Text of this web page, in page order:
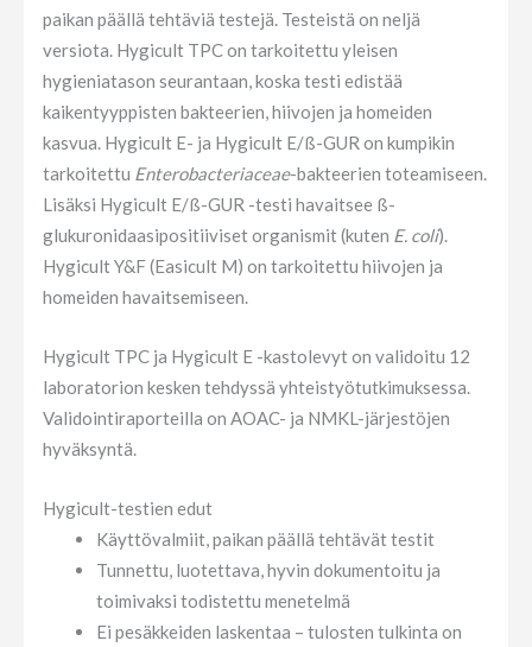
paikan päällä tehtäviä testejä. Testeistä on neljä
versiota. Hygicult TPC on tarkoitettu yleisen
hygieniatason seurantaan, koska testi edistää
kaikentyyppisten bakteerien, hiivojen ja homeiden
kasvua. Hygicult E- ja Hygicult E/ß-GUR on kumpikin
tarkoitettu Enterobacteriaceae-bakteerien toteamiseen.
Lisäksi Hygicult E/ß-GUR -testi havaitsee ß-
glukuronidaasipositiiviset organismit (kuten E. coli).
Hygicult Y&F (Easicult M) on tarkoitettu hiivojen ja
homeiden havaitsemiseen.
Hygicult TPC ja Hygicult E -kastolevyt on validoitu 12
laboratorion kesken tehdyssä yhteistyötutkimuksessa.
Validointiraporteilla on AOAC- ja NMKL-järjestöjen
hyväksyntä.
Hygicult-testien edut
Käyttövalmiit, paikan päällä tehtävät testit
Tunnettu, luotettava, hyvin dokumentoitu ja
toimivaksi todistettu menetelmä
Ei pesäkkeiden laskentaa – tulosten tulkinta on